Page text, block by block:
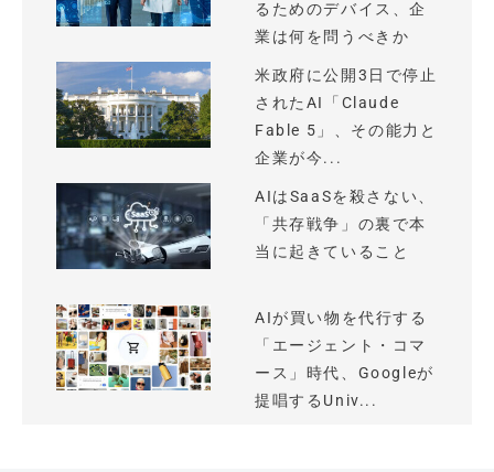
るためのデバイス、企
業は何を問うべきか
米政府に公開3日で停止
されたAI「Claude
Fable 5」、その能力と
企業が今...
AIはSaaSを殺さない、
「共存戦争」の裏で本
当に起きていること
AIが買い物を代行する
「エージェント・コマ
ース」時代、Googleが
提唱するUniv...